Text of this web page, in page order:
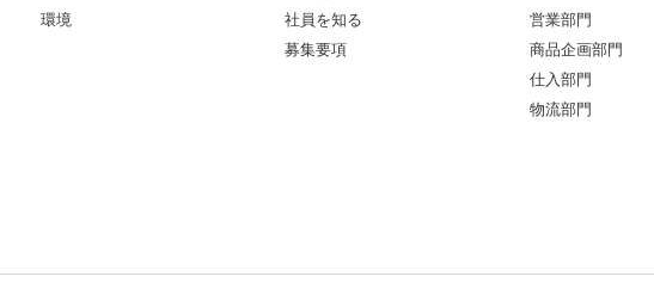
環境
社員を知る
募集要項
営業部門
商品企画部門
仕入部門
物流部門